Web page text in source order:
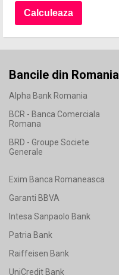
Bancile din Romania
Alpha Bank Romania
BCR - Banca Comerciala
Romana
BRD - Groupe Societe
Generale
Exim Banca Romaneasca
Garanti BBVA
Intesa Sanpaolo Bank
Patria Bank
Raiffeisen Bank
UniCredit Bank